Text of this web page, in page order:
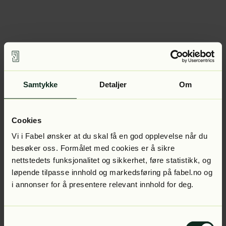
Samtykke Detaljer Om
Cookies
Vi i Fabel ønsker at du skal få en god opplevelse når du
besøker oss. Formålet med cookies er å sikre
nettstedets funksjonalitet og sikkerhet, føre statistikk, og
løpende tilpasse innhold og markedsføring på fabel.no og
i annonser for å presentere relevant innhold for deg.